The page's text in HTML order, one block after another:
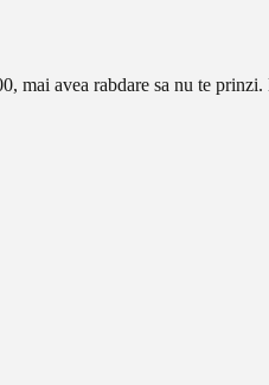
mai avea rabdare sa nu te